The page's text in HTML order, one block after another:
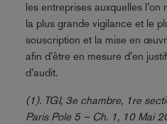
les entreprises auxquelles
la plus grande vigilance et le
souscription et la mise en
afin d’être en mesure d’en
d’audit.
(1). TGI, 3e chambre, 1re
Paris Pole 5 – Ch. 1, 10 Mai